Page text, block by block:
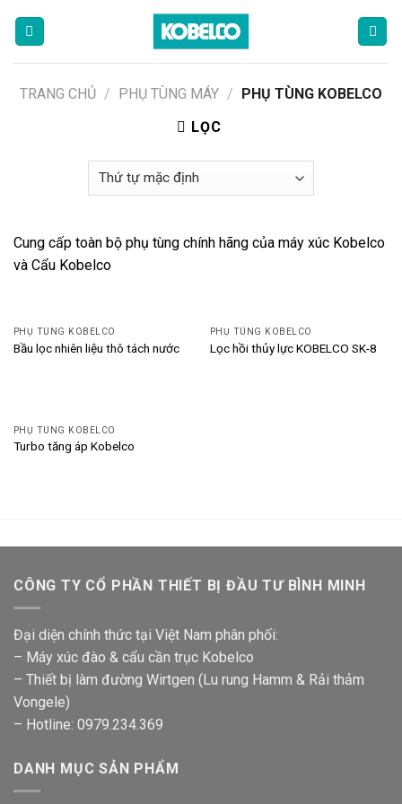
TRANG CHỦ / PHỤ TÙNG MÁY / PHỤ TÙNG KOBELCO
LỌC
Cung cấp toàn bộ phụ tùng chính hãng của máy xúc Kobelco
và Cẩu Kobelco
PHỤ TÙNG KOBELCO
Bầu lọc nhiên liệu thô tách nước
PHỤ TÙNG KOBELCO
Lọc hồi thủy lực KOBELCO SK-8
PHỤ TÙNG KOBELCO
Turbo tăng áp Kobelco
CÔNG TY CỔ PHẦN THIẾT BỊ ĐẦU TƯ BÌNH MINH
Đại diện chính thức tại Việt Nam phân phối:
– Máy xúc đào & cẩu cần trục Kobelco
– Thiết bị làm đường Wirtgen (Lu rung Hamm & Rải thảm
Vongele)
– Hotline: 0979.234.369
DANH MỤC SẢN PHẨM